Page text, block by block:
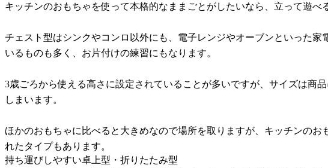
キッチンのおもちゃを使って本格的なままごとがしたいなら、立って遊べ
チェスト型はシンクやコンロ以外にも、電子レンジやオーブンといった
いるものも多く、お片付けの練習にもなります。
3歳ごろから使える高さに設定されていることが多いですが、サイズは商
しまいます。
ほかのおもちゃに比べると大きめなので場所を取りますが、キッチンの
れたタイプもあります。
持ち運びしやすい卓上型・折りたたみ型